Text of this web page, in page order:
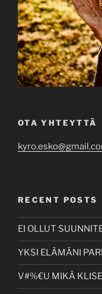
OTA YHTEYTTÄ
RECENT POSTS
EI OLLUT
YKSI ELÄMÄNI
V#%€U MIKÄ